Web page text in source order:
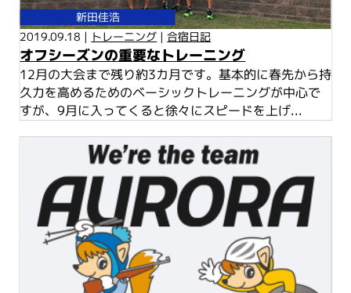
新田佳浩
2019.09.18 | トレーニング | 合宿日記
オフシーズンの重要なトレーニング
12月の大会まで残り約3カ月です。基本的に春先から持
久力を高めるためのベーシックトレーニングが中心で
すが、9月に入ってくると徐々にスピードを上げ...